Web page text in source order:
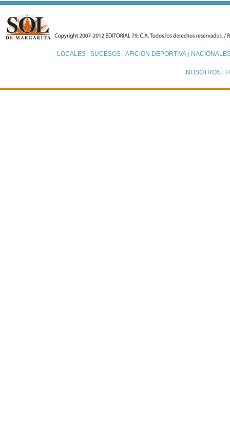
LOCALES| SUCESOS| AFICIÓN DEPORTIVA|
NOSOTROS |